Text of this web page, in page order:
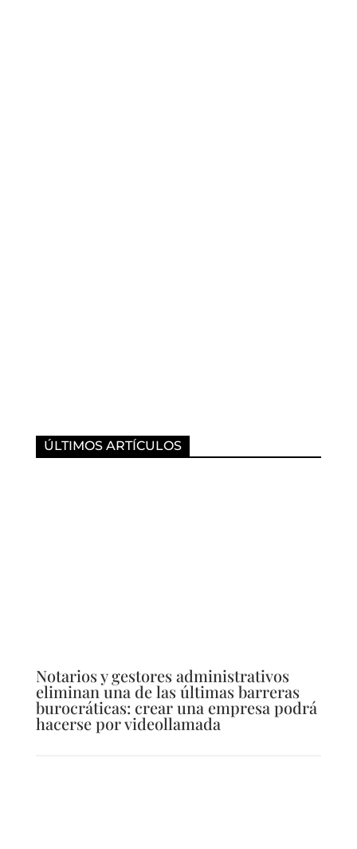
ÚLTIMOS ARTÍCULOS
Notarios y gestores administrativos
eliminan una de las últimas barreras
burocráticas: crear una empresa podrá
hacerse por videollamada